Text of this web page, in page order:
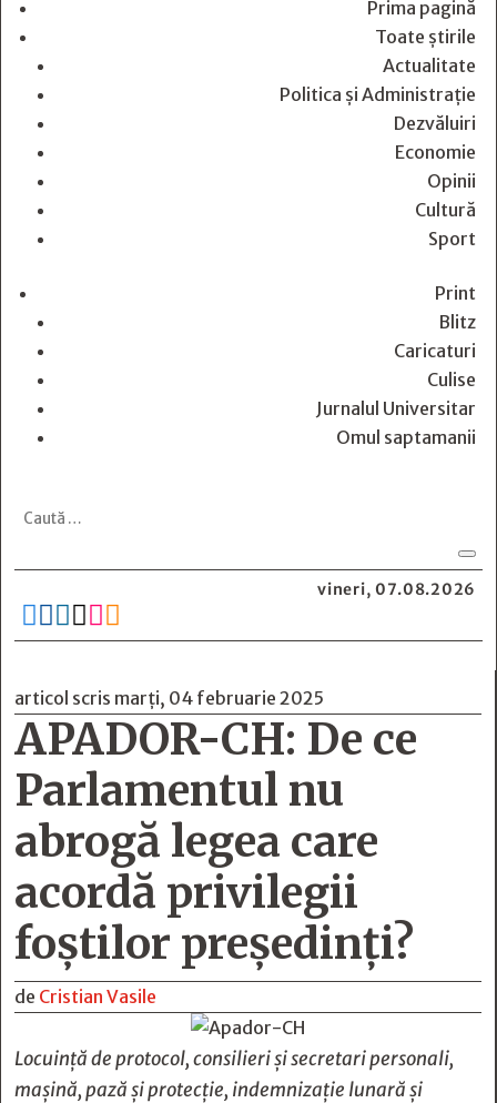
Prima pagină
Toate știrile
Actualitate
Politica și Administrație
Dezvăluiri
Economie
Opinii
Cultură
Sport
Print
Blitz
Caricaturi
Culise
Jurnalul Universitar
Omul saptamanii
vineri, 07.08.2026
     
articol scris marți, 04 februarie 2025
APADOR-CH: De ce
Parlamentul nu
abrogă legea care
acordă privilegii
foștilor președinți?
de Cristian Vasile
Locuință de protocol, consilieri și secretari personali,
mașină, pază și protecție, indemnizație lunară și